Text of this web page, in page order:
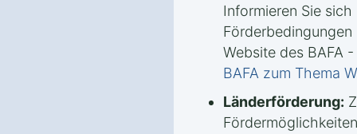
Informieren Sie
Website des BAFA
BAFA zum Thema
Länderförderung: